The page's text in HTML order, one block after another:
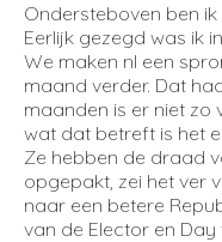
Ondersteboven ben
Eerlijk gezegd was ik
We maken nl een
maand verder. Dat
maanden is er niet zo
wat dat betreft is het
Ze hebben de draad
opgepakt, zei het ver
naar een betere
van de Elector en